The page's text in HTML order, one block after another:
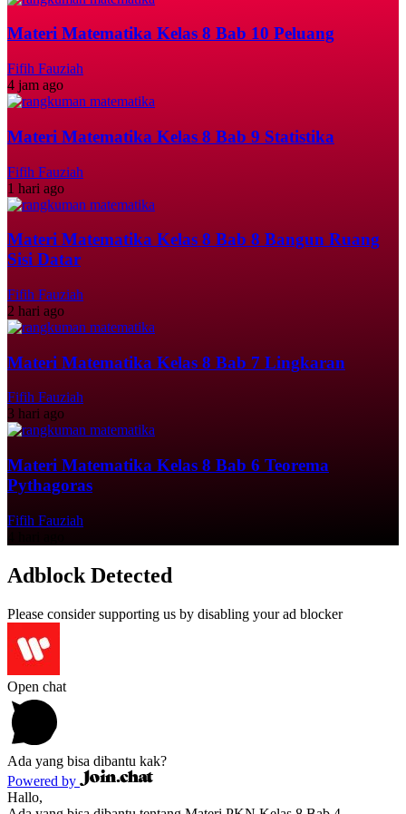
Materi Matematika Kelas 8 Bab 10 Peluang
Fifih Fauziah
4 jam ago
Materi Matematika Kelas 8 Bab 9 Statistika
Fifih Fauziah
1 hari ago
Materi Matematika Kelas 8 Bab 8 Bangun Ruang
Sisi Datar
Fifih Fauziah
2 hari ago
Materi Matematika Kelas 8 Bab 7 Lingkaran
Fifih Fauziah
3 hari ago
Materi Matematika Kelas 8 Bab 6 Teorema
Pythagoras
Fifih Fauziah
Adblock Detected
Please consider supporting us by disabling your ad blocker
Open chat
Ada yang bisa dibantu kak?
Powered by
Hallo,